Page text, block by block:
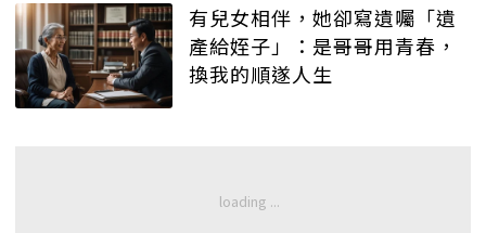
有兒女相伴，她卻寫遺囑「遺
產給姪子」：是哥哥用青春，
換我的順遂人生